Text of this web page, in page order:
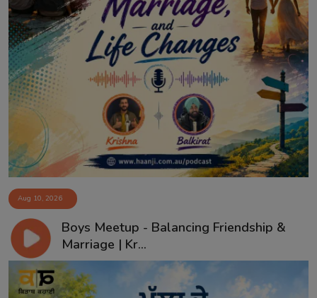
Aug 10, 2026
Boys Meetup - Balancing Friendship &
Marriage | Kr...